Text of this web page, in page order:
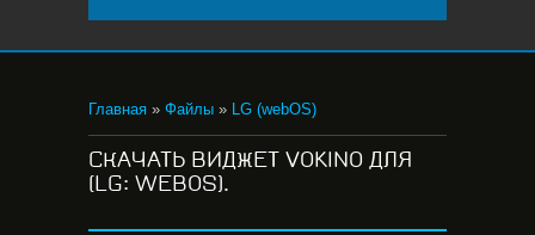
Главная » Файлы » LG (webOS)
СКАЧАТЬ ВИДЖЕТ VOKINO ДЛЯ
(LG: WEBOS).